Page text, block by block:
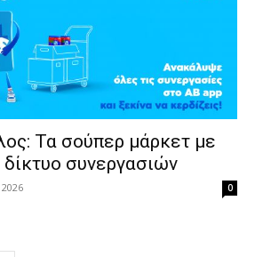
Τα σούπερ μάρκετ με
συνεργασιών
0